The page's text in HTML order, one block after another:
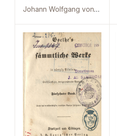
Johann Wolfgang von Goethe